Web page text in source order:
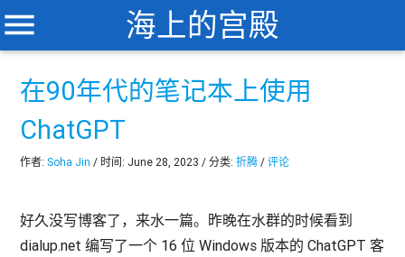
海上的宫殿
menu
在90年代的笔记本上使用
ChatGPT
作者:Soha Jin / 时间: June 28, 2023 / 分类:折腾 /评论
好久没写博客了，来水一篇。昨晚在水群的时候看到
dialup.net 编写了一个 16 位 Windows 版本的 ChatGPT 客